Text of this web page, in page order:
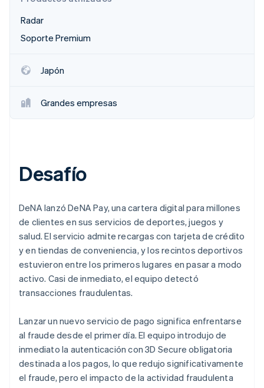
Descubre cómo Stripe construye la infraestructura
Mirar ahora
Ecosistema
Radar
Soporte Premium
Japón
Grandes empresas
Desafío
DeNA lanzó DeNA Pay, una cartera digital para millones
de clientes en sus servicios de deportes, juegos y
salud. El servicio admite recargas con tarjeta de crédito
y en tiendas de conveniencia, y los recintos deportivos
estuvieron entre los primeros lugares en pasar a modo
activo. Casi de inmediato, el equipo detectó
transacciones fraudulentas.
Lanzar un nuevo servicio de pago significa enfrentarse
al fraude desde el primer día. El equipo introdujo de
inmediato la autenticación con 3D Secure obligatoria
destinada a los pagos, lo que redujo significativamente
el fraude, pero el impacto de la actividad fraudulenta